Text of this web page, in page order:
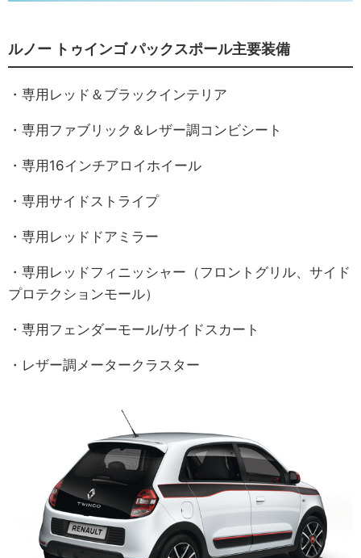
ルノー トゥインゴ パックスポール主要装備
・専用レッド＆ブラックインテリア
・専用ファブリック＆レザー調コンビシート
・専用16インチアロイホイール
・専用サイドストライプ
・専用レッドドアミラー
・専用レッドフィニッシャー（フロントグリル、サイド
プロテクションモール）
・専用フェンダーモール/サイドスカート
・レザー調メータークラスター